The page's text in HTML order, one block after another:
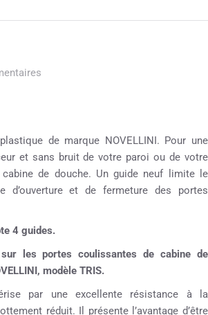
de marque NOVELLINI. Pour une
et sans bruit de votre paroi ou de votre
de douche. Un guide neuf limite le
d’ouverture et de fermeture des portes
4 guides.
les portes coulissantes de cabine de
modèle TRIS.
par une excellente résistance à la
réduit. Il présente l’avantage d’être